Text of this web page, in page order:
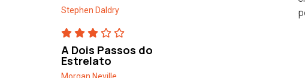
Stephen Daldry
A Dois Passos do
Estrelato
Morgan Neville